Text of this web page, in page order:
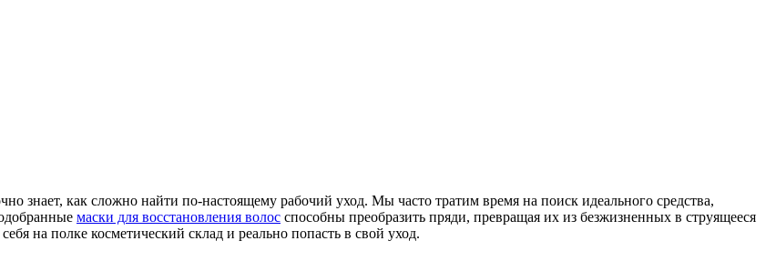
знает, как сложно найти по-настоящему рабочий уход. Мы часто тратим время на поиск идеального средства,
маски для восстановления волос способны преобразить пряди, превращая их из безжизненных в струящееся
на полке косметический склад и реально попасть в свой уход.